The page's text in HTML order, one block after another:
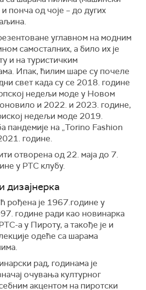
понча од чоје – до дугих
углавном на модним
самосталних, а било их је
и на туристичким
Ипак, ћилим шаре су почеле
свет када су се 2018. године
недељи моде у Новом
и 2022. и 2023. године,
недељи моде 2019.
пандемије на „Torino Fashion
године.
отворена од 22. маја до 7.
у РТС клубу.
дизајнерка
рођена је 1967.године у
године ради као новинарка
а у Пироту, а такође је и
одеће са шарама
рад, годинама је
очувања културног
акцентом на пиротски